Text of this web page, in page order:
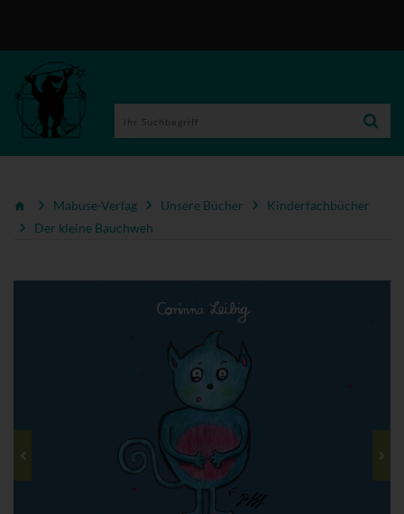
Mabuse-Verlag Unsere Bücher
Kinderfachbücher
Der kleine Bauchweh